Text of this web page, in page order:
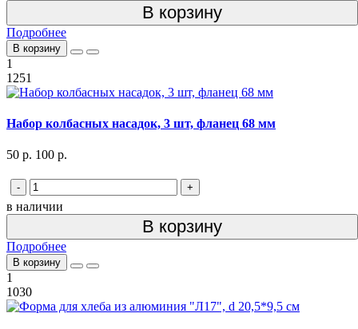
В корзину
Подробнее
В корзину
1
1251
Набор колбасных насадок, 3 шт, фланец 68 мм
50 р. 100 р.
- +
в наличии
В корзину
Подробнее
В корзину
1
1030